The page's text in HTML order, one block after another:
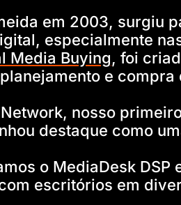
em 2003, surgiu
especialmente
Media Buying, foi
e compra
nosso
destaque como
o MediaDesk DSP
escritórios em